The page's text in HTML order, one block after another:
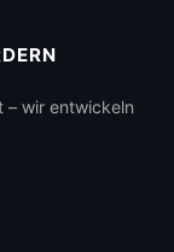
– wir entwickeln